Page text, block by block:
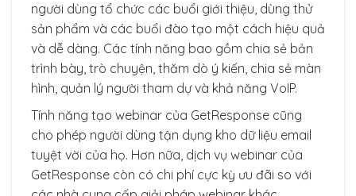
người dùng tổ chức các buổi giới thiệu, dùng thử
sản phẩm và các buổi đào tạo một cách hiệu quả
và dễ dàng. Các tính năng bao gồm chia sẻ bản
trình bày, trò chuyện, thăm dò ý kiến, chia sẻ màn
hình, quản lý người tham dự và khả năng VoIP.
Tính năng tạo webinar của GetResponse cũng
cho phép người dùng tận dụng kho dữ liệu email
tuyệt vời của họ. Hơn nữa, dịch vụ webinar của
GetResponse còn có chi phí cực kỳ ưu đãi so với